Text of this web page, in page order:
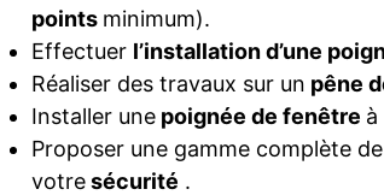
points minimum).
Effectuer l’installation d’une
Réaliser des travaux sur un pêne
Installer unepoignée de fenêtre
Proposer une gamme complète
votresécurité .